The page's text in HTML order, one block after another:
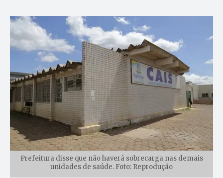
Prefeitura disse que não haverá sobrecarga nas demais
unidades de saúde. Foto: Reprodução